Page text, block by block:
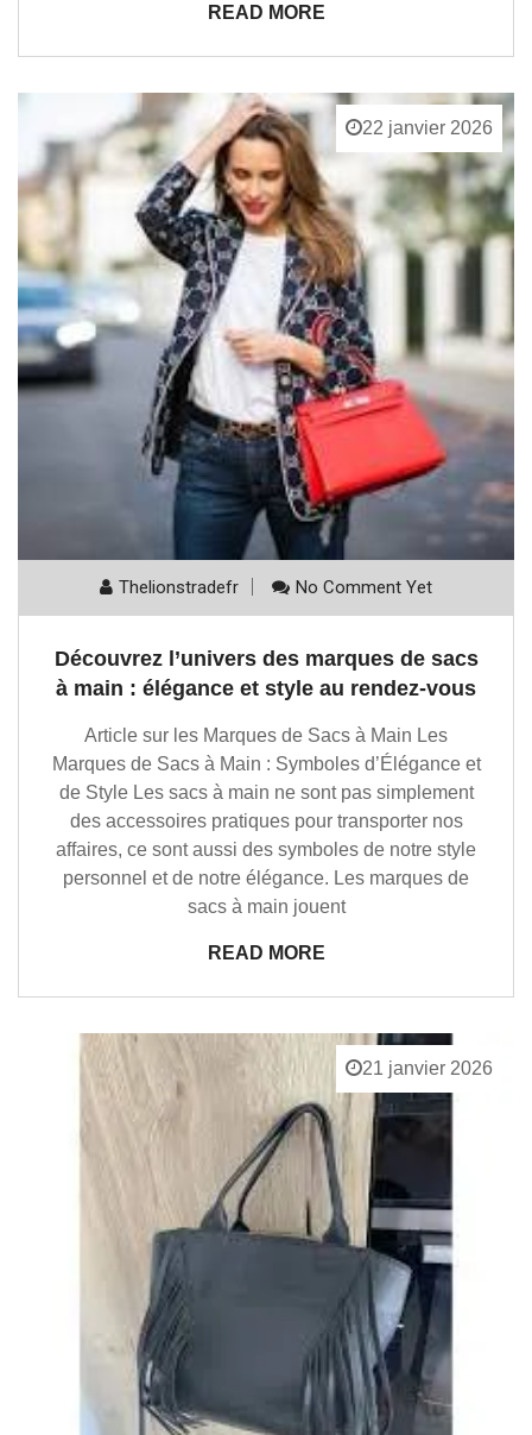
READ MORE
22 janvier 2026
Thelionstradefr No Comment Yet
Découvrez l’univers des marques de sacs
à main : élégance et style au rendez-vous
Article sur les Marques de Sacs à Main Les
Marques de Sacs à Main : Symboles d’Élégance et
de Style Les sacs à main ne sont pas simplement
des accessoires pratiques pour transporter nos
affaires, ce sont aussi des symboles de notre style
personnel et de notre élégance. Les marques de
sacs à main jouent
READ MORE
21 janvier 2026